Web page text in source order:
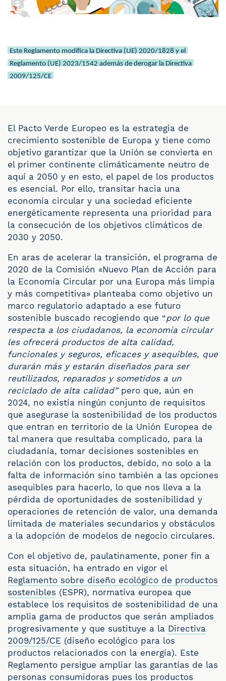
Este Reglamento modifica la Directiva (UE) 2020/1828 y el
Reglamento (UE) 2023/1542 además de derogar la Directiva
2009/125/CE
El Pacto Verde Europeo es la estrategia de
crecimiento sostenible de Europa y tiene como
objetivo garantizar que la Unión se convierta en
el primer continente climáticamente neutro de
aquí a 2050 y en esto, el papel de los productos
es esencial. Por ello, transitar hacia una
economía circular y una sociedad eficiente
energéticamente representa una prioridad para
la consecución de los objetivos climáticos de
2030 y 2050.
En aras de acelerar la transición, el programa de
2020 de la Comisión «Nuevo Plan de Acción para
la Economía Circular por una Europa más limpia
y más competitiva» planteaba como objetivo un
marco regulatorio adaptado a ese futuro
sostenible buscado recogiendo que “por lo que
respecta a los ciudadanos, la economía circular
les ofrecerá productos de alta calidad,
funcionales y seguros, eficaces y asequibles, que
durarán más y estarán diseñados para ser
reutilizados, reparados y sometidos a un
reciclado de alta calidad”pero que, aún en
2024, no existía ningún conjunto de requisitos
que asegurase la sostenibilidad de los productos
que entran en territorio de la Unión Europea de
tal manera que resultaba complicado, para la
ciudadanía, tomar decisiones sostenibles en
relación con los productos, debido, no solo a la
falta de información sino también a las opciones
asequibles para hacerlo, lo que nos lleva a la
pérdida de oportunidades de sostenibilidad y
operaciones de retención de valor, una demanda
limitada de materiales secundarios y obstáculos
a la adopción de modelos de negocio circulares.
Con el objetivo de, paulatinamente, poner fin a
esta situación, ha entrado en vigor el
Reglamento sobre diseño ecológico de productos
sostenibles (ESPR), normativa europea que
establece los requisitos de sostenibilidad de una
amplia gama de productos que serán ampliados
progresivamente y que sustituye a la Directiva
2009/125/CE (diseño ecológico para los
productos relacionados con la energía). Este
Reglamento persigue ampliar las garantías de las
personas consumidoras pues los productos